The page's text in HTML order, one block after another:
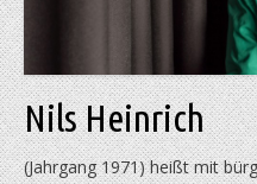
Nils Heinrich
(Jahrgang 1971) heißt mit